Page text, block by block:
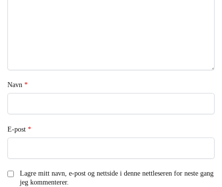
Navn *
E-post *
Lagre mitt navn, e-post og nettside i denne nettleseren for neste gang
jeg kommenterer.